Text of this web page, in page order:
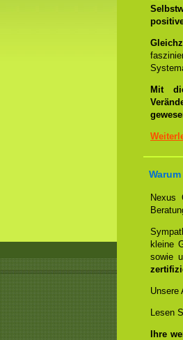
Mit
Nexus
kleine
sowie
Unsere
Lesen
Ihre